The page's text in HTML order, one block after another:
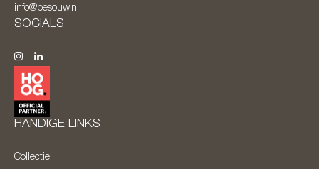
info@besouw.nl
SOCIALS
HANDIGE LINKS
Collectie